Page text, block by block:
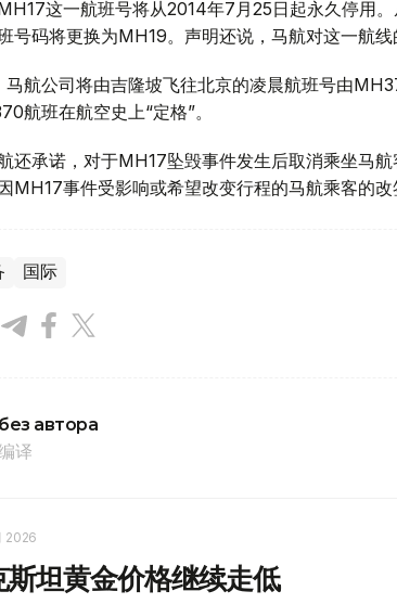
这一航班号将从2014年7月25日起永久停用
号码将更换为MH19。声明还说，马航对这一航线
马航公司将由吉隆坡飞往北京的凌晨航班号由
航班在航空史上“定格”。
还承诺，对于MH17坠毁事件发生后取消乘坐马
MH17事件受影响或希望改变行程的马航乘客的改
国际
без автора
译
2026
斯坦黄金价格继续走低